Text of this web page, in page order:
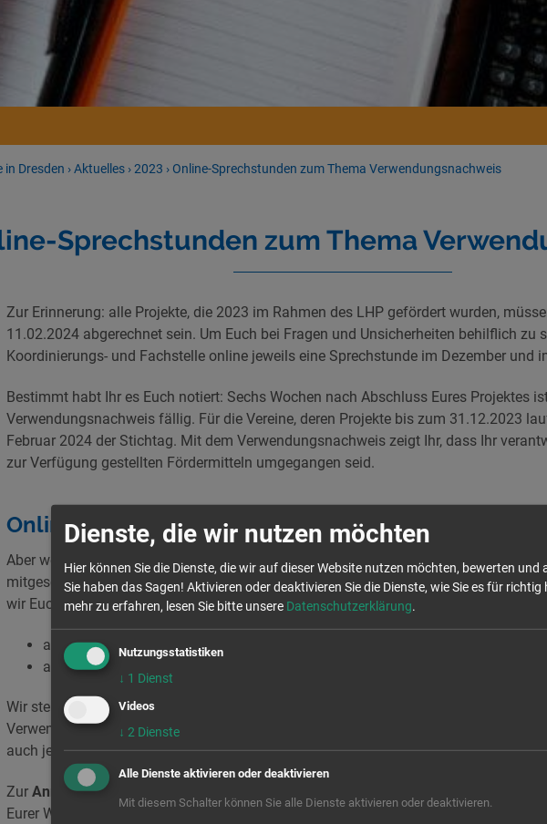
Dresden ›Aktuelles ›2023 › Online-Sprechstunden zum Thema Verwendungsnachweis
Sprechstunden zum Thema
Zur Erinnerung: alle Projekte, die 2023 im Rahmen des LHP gefördert wurden,
11.02.2024 abgerechnet sein. Um Euch bei Fragen und Unsicherheiten behilflich zu
Koordinierungs- und Fachstelle online jeweils eine Sprechstunde im Dezember und
Bestimmt habt Ihr es Euch notiert: Sechs Wochen nach Abschluss Eures Projektes
Verwendungsnachweis fällig. Für die Vereine, deren Projekte bis zum 31.12.2023
Februar 2024 der Stichtag. Mit dem Verwendungsnachweis zeigt Ihr, dass Ihr
zur Verfügung gestellten Fördermitteln umgegangen seid.
Online-Sprechstunden im Dezember und Januar
Aber welche Formulare sind einzureichen und wie sind diese auszufüllen? Welche
mitgeschickt werden und was ist sonst noch zu beachten? Zur Klärung dieser und
wir Euch herzlich zu zwei Online-Sprechstunden ein:
amDonnerstag, 14.12.2023 um 16:00 Uhr
amDienstag, 23.01.2024 um 17:00 Uhr
Wir stehen Euch gern zur Verfügung, um individuelle Fragen zu klären und Tipps für
Verwendungsnachweises zu geben. Wir hoffen, einer der Termine passt für Euch.
auch jederzeit für eine persönliche Beratung kontaktieren.
Zur Anmeldung
Eurer Wahl.
Dienste, die wir nutzen möchten
Hier können Sie die Dienste, die wir auf dieser Website nutzen möchten, bewerten und
Sie haben das Sagen! Aktivieren oder deaktivieren Sie die Dienste, wie Sie es für richtig
mehr zu erfahren, lesen Sie bitte unsere Datenschutzerklärung.
Nutzungsstatistiken
↓ 1 Dienst
Videos
↓ 2 Dienste
Alle Dienste aktivieren oder deaktivieren
Mit diesem Schalter können Sie alle Dienste aktivieren oder deaktivieren.